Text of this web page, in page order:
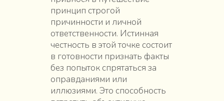
принцип строгой
причинности и личной
ответственности. Истинная
честность в этой точке состоит
в готовности признать факты
без попыток спрятаться за
оправданиями или
иллюзиями. Это способность